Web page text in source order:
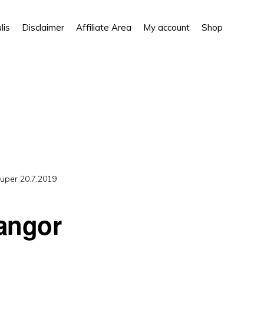
Disclaimer Affiliate Area My account Shop
20.7.2019